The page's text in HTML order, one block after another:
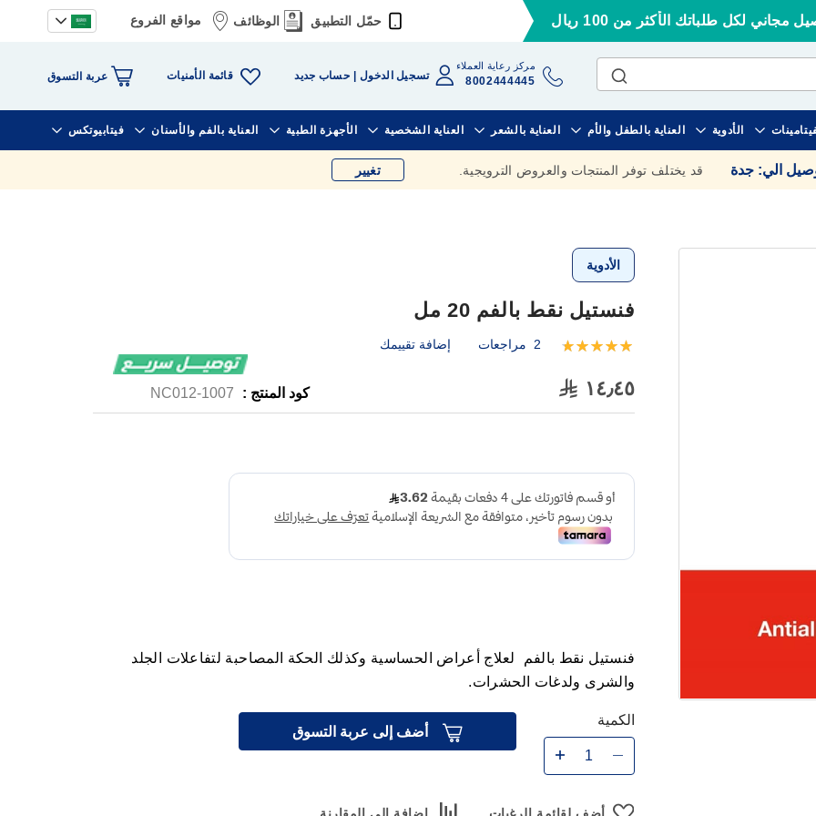
مجاني لكل طلباتك الأكثر من 100 ريال حمّل التطبيق الوظائف مواقع الفروع
مركز رعاية العملاء
8002444445 تسجيل الدخول حساب جديد قائمة الأمنيات عربة التسوق
الأدوية العناية بالطفل والأم العناية بالشعر العناية الشخصية الأجهزة الطبية العناية بالفم والأسنان فيتابيوتكس
الي: جدة قد يختلف توفر المنتجات والعروض الترويجية. تغيير
الأدوية
فنستيل نقط بالفم 20 مل
تقييم:
2 مراجعات إضافة تقييمك
١٤٫٤٥ كود المنتج : 1007-NC012
فنستيل نقط بالفم لعلاج أعراض الحساسية وكذلك الحكة المصاحبة لتفاعلات الجلد
والشرى ولدغات الحشرات.
الكمية
أضف إلى عربة التسوق